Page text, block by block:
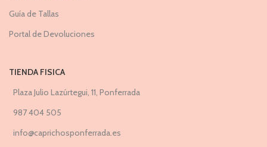
Guía de Tallas
Portal de Devoluciones
TIENDA FISICA
Plaza Julio Lazúrtegui, 11, Ponferrada
987 404 505
info@caprichosponferrada.es